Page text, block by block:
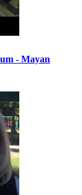
- Mayan